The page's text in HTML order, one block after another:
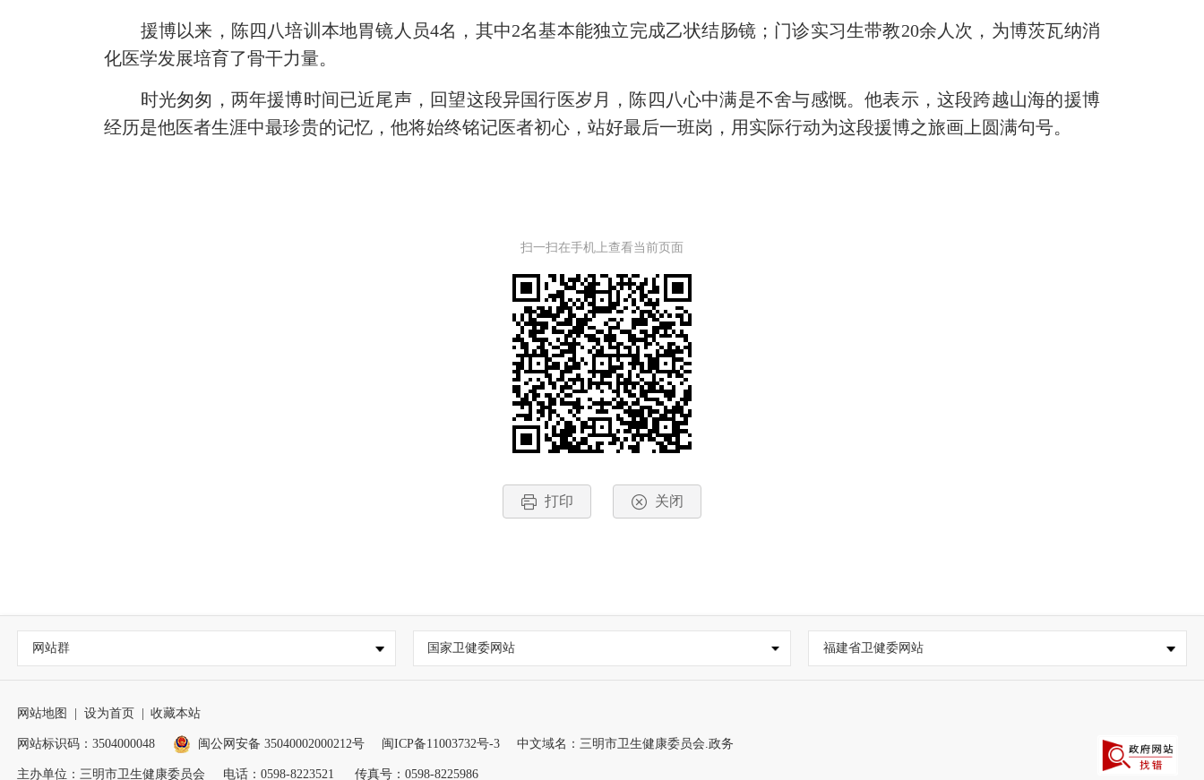
援博以来，陈四八培训本地胃镜人员4名，其中2名基本能独立完成乙状结肠镜；门诊实习生带教20余人次，为博茨瓦纳消
化医学发展培育了骨干力量。
时光匆匆，两年援博时间已近尾声，回望这段异国行医岁月，陈四八心中满是不舍与感慨。他表示，这段跨越山海的援博
经历是他医者生涯中最珍贵的记忆，他将始终铭记医者初心，站好最后一班岗，用实际行动为这段援博之旅画上圆满句号。
扫一扫在手机上查看当前页面
打印 关闭
网站群 国家卫健委网站 福建省卫健委网站
网站地图 | 设为首页 | 收藏本站
网站标识码：3504000048 闽公网安备 35040002000212号 闽ICP备11003732号-3 中文域名：三明市卫生健康委员会.政务
主办单位：三明市卫生健康委员会 电话：0598-8223521 传真号：0598-8225986